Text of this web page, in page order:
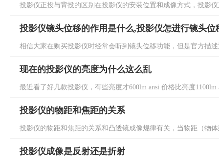
投影仪正投与背投的区别在投影仪的安装位置和成像方式，投影
投影仪镜头位移的作用是什么,投影仪怎进行镜头位
相信大家在购买投影仪时经常会听到镜头位移功能，但是官方描
现在的投影仪的亮度为什么这么乱
最近看了好几款投影仪，有些亮度才600lm ansi 价格比亮度
投影仪的物距和焦距的关系
投影仪的物距和焦距的关系和凸透镜成像规律有关，当物距（物
投影仪成像是反射还是折射